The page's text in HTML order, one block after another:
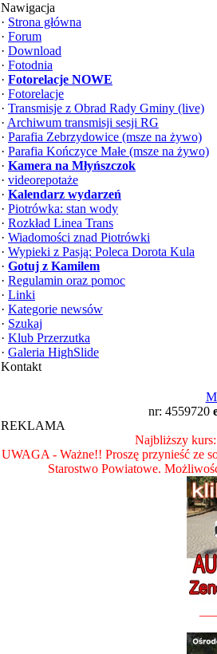
Nawigacja
· Strona główna
· Forum
· Download
· Fotodnia
· Fotorelacje NOWE
· Fotorelacje
· Transmisje z Obrad Rady Gminy (live)
· Archiwum transmisji sesji RG
· Parafia Zebrzydowice (msze na żywo)
· Parafia Kończyce Małe (msze na żywo)
· Kamera na Młyńszczok
· videorepotaże
· Kalendarz wydarzeń
· Piotrówka: stan wody
· Rozkład Linea Trans
· Wiadomości znad Piotrówki
· Wypieki z Pasją: Poleca Dorota Kula
· Gotuj z Kamilem
· Regulamin oraz pomoc
· Linki
· Kategorie newsów
· Szukaj
· Klub Przerzutka
· Galeria HighSlide
Kontakt
nr: 4559720
REKLAMA
Najbliższy
UWAGA - Ważne!! Proszę przynieść ze
Starostwo Powiatowe.